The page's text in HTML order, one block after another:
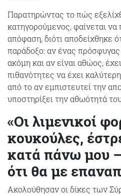
Παρατηρώντας το πώς
κατηγορούμενος, φαίνεται
απόφαση, διότι αποδείχθηκε
παράδοξο: αν ένας
ακόμη και αν είναι αθώος,
πιθανότητες να έχει
από το αν εμπιστευτεί την
υποστηρίξει την αθωότητά
«Οι λιμενικοί
κουκούλες,
κατά πάνω μου
ότι θα με
Ακολούθησαν οι δίκες των